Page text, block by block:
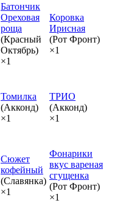
Батончик
Ореховая
роща
(Красный
Октябрь)
×1
Коровка
Ирисная
(Рот Фронт)
×1
Томилка
(Акконд)
×1
ТРИО
(Акконд)
×1
Сюжет
кофейный
(Славянка)
×1
Фонарики
вкус вареная
сгущенка
(Рот Фронт)
×1